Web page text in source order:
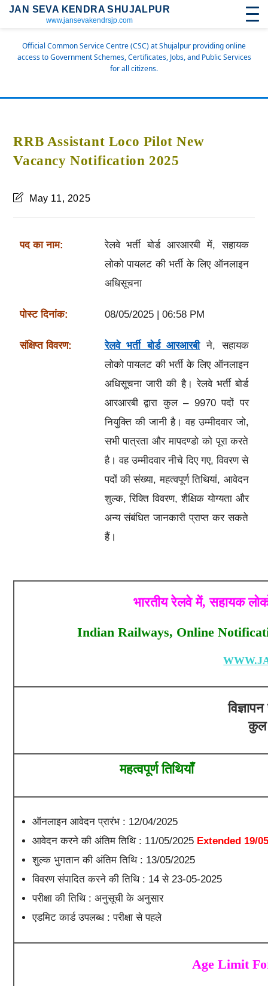
JAN SEVA KENDRA SHUJALPUR
www.jansevakendrsjp.com
Official Common Service Centre (CSC) at Shujalpur providing online
access to Government Schemes, Certificates, Jobs, and Public Services
for all citizens.
RRB Assistant Loco Pilot New
Vacancy Notification 2025
May 11, 2025
पद का नाम:
रेलवे भर्ती बोर्ड आरआरबी में, सहायक
लोको पायलट की भर्ती के लिए ऑनलाइन
अधिसूचना
पोस्ट दिनांक: 08/05/2025 | 06:58 PM
संक्षिप्त विवरण: रेलवे भर्ती बोर्ड आरआरबीने, सहायक
लोको पायलट की भर्ती के लिए ऑनलाइन
अधिसूचना जारी की है। रेलवे भर्ती बोर्ड
आरआरबी द्वारा कुल – 9970 पदों पर
नियुक्ति की जानी है। वह उम्मीदवार जो,
सभी पात्रता और मापदण्डो को पूरा करते
है। वह उम्मीदवार नीचे दिए गए, विवरण से
पदों की संख्या, महत्वपूर्ण तिथियां, आवेदन
शुल्क, रिक्ति विवरण, शैक्षिक योग्यता और
अन्य संबंधित जानकारी प्राप्त कर सकते
हैं।
भारतीय रेलवे में, सहायक
Indian Railways, Online
कुल
महत्वपूर्ण तिथियाँ
ऑनलाइन आवेदन प्रारंभ : 12/04/2025
आवेदन करने की अंतिम तिथि : 11/05/2025 Extended 19/
शुल्क भुगतान की अंतिम तिथि : 13/05/2025
विवरण संपादित करने की तिथि : 14 से 23-05-2025
परीक्षा की तिथि : अनुसूची के अनुसार
एडमिट कार्ड उपलब्ध : परीक्षा से पहले
Age Limit